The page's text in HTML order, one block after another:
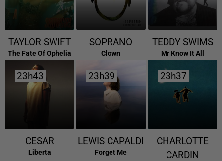
TAYLOR SWIFT
The Fate Of Ophelia
SOPRANO
Clown
TEDDY SWIMS
Mr Know It All
23h43
23h43
CESAR
Liberta
23h39
23h39
LEWIS CAPALDI
Forget Me
23h37
23h37
CHARLOTTE
CARDIN